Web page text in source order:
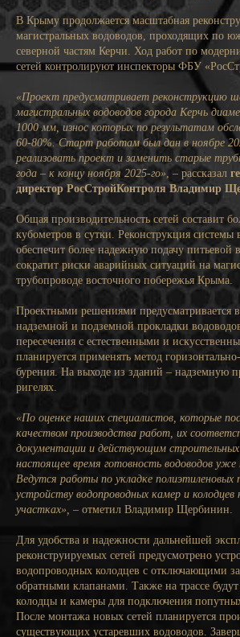
В Крыму продолжается масштабная
магистральных водоводов, проходящих по
северной частям Керчи. Ход работ по
сетей контролируют инспекторы ФБУ
«Проект предусматривает реконструкцию
магистральных водоводов города Керчь
1000 мм, износ которых по результатам
60-80%. Старт работам был дан в ноябре
реализовать проект и заменить старые
года – к концу ноября 2025-го», – рассказал
директор РосСтройКонтроля Владимир
Общая производительность сетей составит
кубометров в сутки. Реконструкция системы
обеспечит более надежную подачу питьевой
сократит риски аварийных ситуаций на
трубопроводе восточного побережья Крыма.
Проектными решениями предусматривается
надземной и подземной прокладки
пересечения с естественными и
планируется применять метод
бурения. На выходе из зданий – надземную
ригелях.
«По оценке наших специалистов, которые
качеством производства работ, их
документации и действующим
настоящее время готовность водоводов
Ведутся работы по укладке полиэтиленовых
устройству водопроводных камер и колодцев
участках», – отметил Владимир Щербинин.
Для удобства и надежности дальнейшей
реконструируемых сетей предусмотрено
водопроводных колодцев с отключающими
обратными клапанами. Также на трассе
колодцы и камеры для подключения
После монтажа новых сетей планируется
существующих устаревших водоводов.